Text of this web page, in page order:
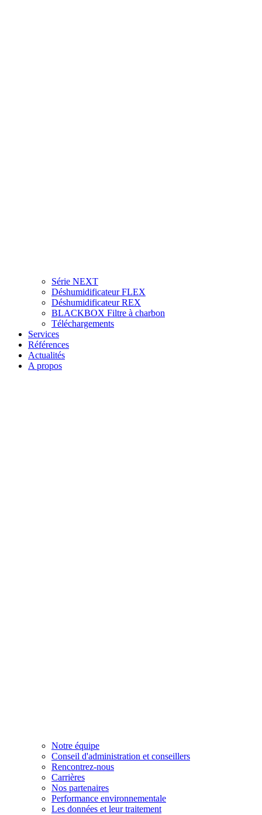
Série NEXT
Déshumidificateur FLEX
Déshumidificateur REX
BLACKBOX Filtre à charbon
Téléchargements
Services
Références
Actualités
A propos
Notre équipe
Conseil d'administration et conseillers
Rencontrez-nous
Carrières
Nos partenaires
Performance environnementale
Les données et leur traitement